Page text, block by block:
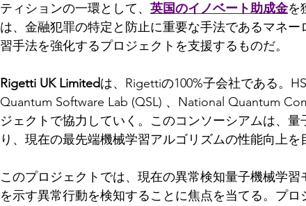
ティションの一環として、 英国のイノベート助成金を
は、金融犯罪の特定と防止に重要な手法であるマネ
習手法を強化するプロジェクトを支援するものだ。
Rigetti UK Limitedは、Rigettiの100%子会社である。
Quantum Software Lab (QSL) 、National Quantum
ジェクトで協力していく。このコンソーシアムは、
り、現在の最先端機械学習アルゴリズムの性能向上を
このプロジェクトでは、現在の異常検知量子機械学
を示す異常行動を検知することに焦点を当てる。プロ